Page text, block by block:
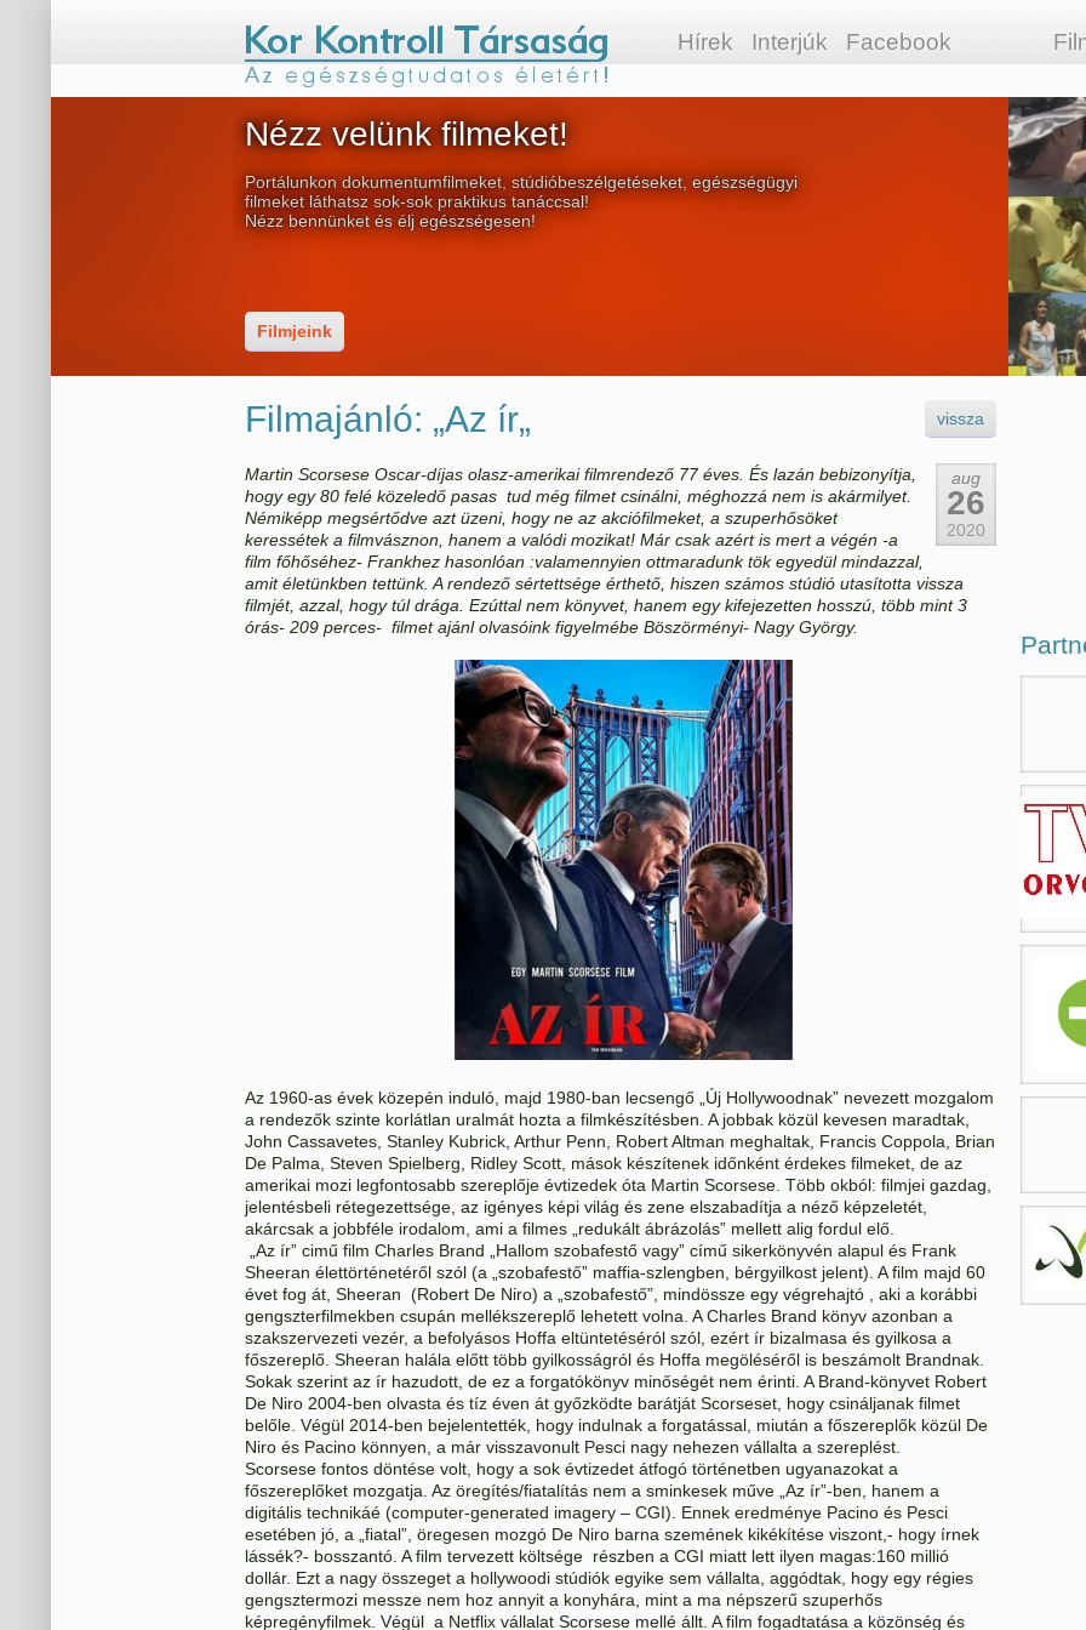
Hírek Interjúk Facebook
Nézz velünk filmeket!
Portálunkon dokumentumfilmeket, stúdióbeszélgetéseket, egészségügyi
filmeket láthatsz sok-sok praktikus tanáccsal!
Nézz bennünket és élj egészségesen!
Filmjeink
vissza
Filmajánló: „Az ír„
aug
26
2020
Martin Scorsese Oscar-díjas olasz-amerikai filmrendező 77 éves. És lazán bebizonyítja,
hogy egy 80 felé közeledő pasas tud még filmet csinálni, méghozzá nem is akármilyet.
Némiképp megsértődve azt üzeni, hogy ne az akciófilmeket, a szuperhősöket
keressétek a filmvásznon, hanem a valódi mozikat! Már csak azért is mert a végén -a
film főhőséhez- Frankhez hasonlóan :valamennyien ottmaradunk tök egyedül mindazzal,
amit életünkben tettünk. A rendező sértettsége érthető, hiszen számos stúdió utasította vissza
filmjét, azzal, hogy túl drága. Ezúttal nem könyvet, hanem egy kifejezetten hosszú, több mint 3
órás- 209 perces- filmet ajánl olvasóink figyelmébe Böszörményi- Nagy György.
Az 1960-as évek közepén induló, majd 1980-ban lecsengő „Új Hollywoodnak” nevezett mozgalom
a rendezők szinte korlátlan uralmát hozta a filmkészítésben. A jobbak közül kevesen maradtak,
John Cassavetes, Stanley Kubrick, Arthur Penn, Robert Altman meghaltak, Francis Coppola, Brian
De Palma, Steven Spielberg, Ridley Scott, mások készítenek időnként érdekes filmeket, de az
amerikai mozi legfontosabb szereplője évtizedek óta Martin Scorsese. Több okból: filmjei gazdag,
jelentésbeli rétegezettsége, az igényes képi világ és zene elszabadítja a néző képzeletét,
akárcsak a jobbféle irodalom, ami a filmes „redukált ábrázolás” mellett alig fordul elő.
„Az ír” cimű film Charles Brand „Hallom szobafestő vagy” című sikerkönyvén alapul és Frank
Sheeran élettörténetéről szól (a „szobafestő” maffia-szlengben, bérgyilkost jelent). A film majd 60
évet fog át, Sheeran (Robert De Niro) a „szobafestő”, mindössze egy végrehajtó , aki a korábbi
gengszterfilmekben csupán mellékszereplő lehetett volna. A Charles Brand könyv azonban a
szakszervezeti vezér, a befolyásos Hoffa eltüntetéséról szól, ezért ír bizalmasa és gyilkosa a
főszereplő. Sheeran halála előtt több gyilkosságról és Hoffa megöléséről is beszámolt Brandnak.
Sokak szerint az ír hazudott, de ez a forgatókönyv minőségét nem érinti. A Brand-könyvet Robert
De Niro 2004-ben olvasta és tíz éven át győzködte barátját Scorseset, hogy csináljanak filmet
belőle. Végül 2014-ben bejelentették, hogy indulnak a forgatással, miután a főszereplők közül De
Niro és Pacino könnyen, a már visszavonult Pesci nagy nehezen vállalta a szereplést.
Scorsese fontos döntése volt, hogy a sok évtizedet átfogó történetben ugyanazokat a
főszereplőket mozgatja. Az öregítés/fiatalítás nem a sminkesek műve „Az ír”-ben, hanem a
digitális technikáé (computer-generated imagery – CGI). Ennek eredménye Pacino és Pesci
esetében jó, a „fiatal”, öregesen mozgó De Niro barna szemének kikékítése viszont,- hogy írnek
lássék?- bosszantó. A film tervezett költsége részben a CGI miatt lett ilyen magas:160 millió
dollár. Ezt a nagy összeget a hollywoodi stúdiók egyike sem vállalta, aggódtak, hogy egy régies
gengsztermozi messze nem hoz annyit a konyhára, mint a ma népszerű szuperhős
képregényfilmek. Végül a Netflix vállalat Scorsese mellé állt. A film fogadtatása a közönség és